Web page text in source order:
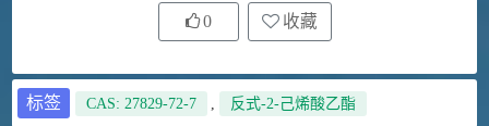
0 收藏
标签 CAS: 27829-72-7 , 反式-2-己烯酸乙酯